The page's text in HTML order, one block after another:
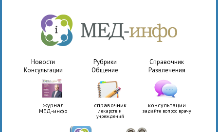
Новости Рубрики
Справочник
Консультации
Общение Развлечения
журнал
МЕД-инфо
справочник
лекарств и
учреждений
консультации
задайте вопрос врачу